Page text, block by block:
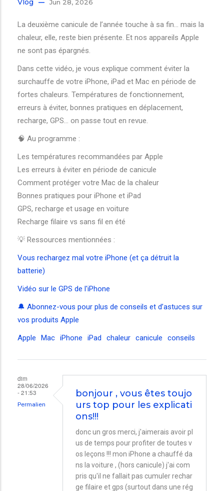
Vlog Jun 28, 2026
La deuxième canicule de l’année touche à sa fin… mais la
chaleur, elle, reste bien présente. Et nos appareils Apple
ne sont pas épargnés.
Dans cette vidéo, je vous explique comment éviter la
surchauffe de votre iPhone, iPad et Mac en période de
fortes chaleurs. Températures de fonctionnement,
erreurs à éviter, bonnes pratiques en déplacement,
recharge, GPS… on passe tout en revue.
🧠 Au programme :
Les températures recommandées par Apple
Les erreurs à éviter en période de canicule
Comment protéger votre Mac de la chaleur
Bonnes pratiques pour iPhone et iPad
GPS, recharge et usage en voiture
Recharge filaire vs sans fil en été
💡 Ressources mentionnées :
Vous rechargez mal votre iPhone (et ça détruit la
batterie)
Vidéo sur le GPS de l'iPhone
🔔 Abonnez-vous pour plus de conseils et d’astuces sur
vos produits Apple
Apple
Mac iPhone iPad chaleur canicule conseils
dim
28/06/2026
- 21:53
Permalien
bonjour , vous êtes toujo
urs top pour les explicati
ons!!!
donc un gros merci, j'aimerais avoir pl
us de temps pour profiter de toutes v
os leçons !!! mon iPhone a chauffé da
ns la voiture , (hors canicule) j'ai com
pris qu'il ne fallait pas cumuler rechar
ge filaire et gps (surtout dans une rég